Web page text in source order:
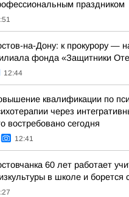
праздником
на-Дону: к прокурору —
фонда «Защитники
12:44
квалификации по
через
востребовано сегодня
12:41
60 лет работает
в школе и борется